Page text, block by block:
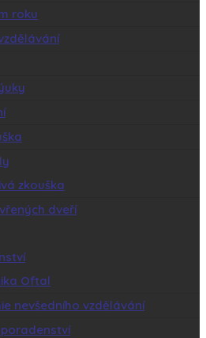
roku
zkouška
dveří
Oftal
nevšedního vzdělávání